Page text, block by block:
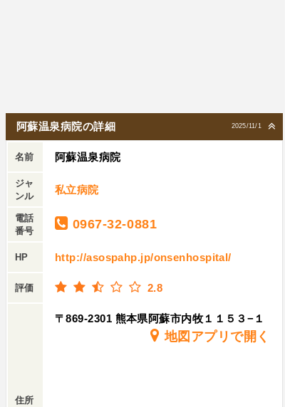
2025/11/1
阿蘇温泉病院の詳細
名前 阿蘇温泉病院
ジャ
ンル
私立病院
電話
番号
0967-32-0881
HP http://asospahp.jp/onsenhospital/
評価 2.8
住所
〒869-2301 熊本県阿蘇市内牧１１５３−１
地図アプリで開く